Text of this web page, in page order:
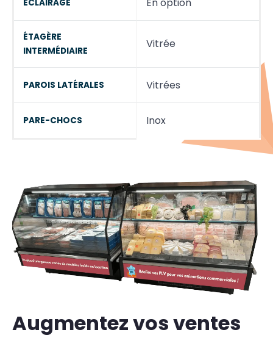
ECLAIRAGE En option
ÉTAGÈRE
INTERMÉDIAIRE
Vitrée
PAROIS LATÉRALES Vitrées
PARE-CHOCS Inox
Augmentez vos ventes